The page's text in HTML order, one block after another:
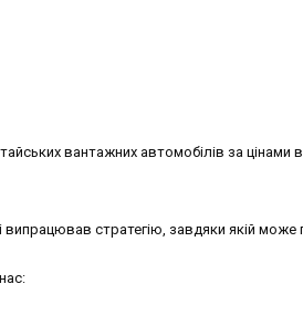
вантажних автомобілів за цінами
стратегію, завдяки якій може